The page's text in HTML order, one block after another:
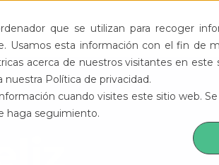
que se utilizan para recoger
Usamos esta información con el fin de
acerca de nuestros visitantes en
Política de privacidad.
cuando visites este sitio web.
haga seguimiento.
Productos